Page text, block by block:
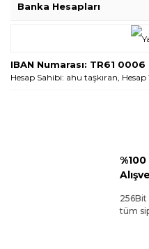
Banka Hesapları
IBAN Numarası: TR61
Hesap Sahibi: ahu taşkıran, Hesap
256Bit
tüm